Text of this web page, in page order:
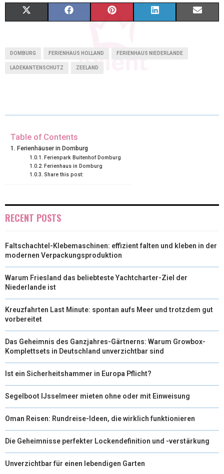
W
E
R
)
E
T
DOMBURG FERIENHAUS HOLLAND FERIENHAUS NIEDERLANDE
LADEKANTENSCHUTZ ZEELAND
Table of Contents
Ferienhäuser in Domburg
Ferienpark Buitenhof Domburg
Ferienhaus in Domburg
Share this post:
RECENT POSTS
Faltschachtel-Klebemaschinen: effizient falten und kleben in der
modernen Verpackungsproduktion
Warum Friesland das beliebteste Yachtcharter-Ziel der
Niederlande ist
Kreuzfahrten Last Minute: spontan aufs Meer und trotzdem gut
vorbereitet
Das Geheimnis des Ganzjahres-Gärtnerns: Warum Growbox-
Komplettsets in Deutschland unverzichtbar sind
Ist ein Sicherheitshammer in Europa Pflicht?
Segelboot IJsselmeer mieten ohne oder mit Einweisung
Oman Reisen: Rundreise-Ideen, die wirklich funktionieren
Die Geheimnisse perfekter Lockendefinition und -verstärkung
Unverzichtbar für einen lebendigen Garten